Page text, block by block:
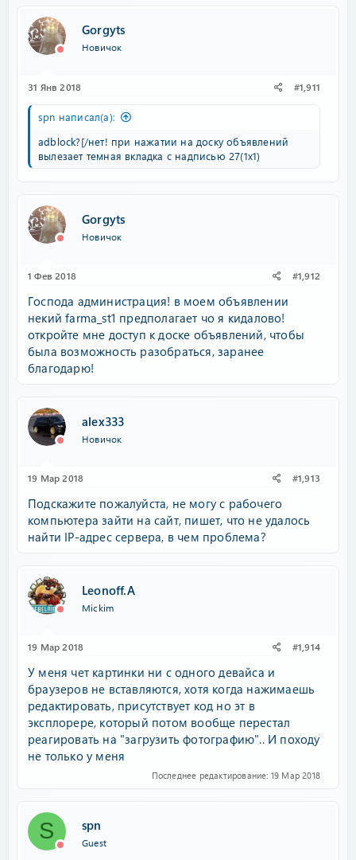
Gorgyts
Новичок
31 Янв 2018 #1,911
spn написал(а):
adblock?[/нет! при нажатии на доску объявлений
вылезает темная вкладка с надписью 27(1х1)
Gorgyts
Новичок
1 Фев 2018 #1,912
Господа администрация! в моем объявлении
некий farma_st1 предполагает чо я кидалово!
откройте мне доступ к доске объявлений, чтобы
была возможность разобраться, заранее
благодарю!
alex333
Новичок
19 Мар 2018 #1,913
Подскажите пожалуйста, не могу с рабочего
компьютера зайти на сайт, пишет, что не удалось
найти IP-адрес сервера, в чем проблема?
Leonoff.A
Mickim
19 Мар 2018 #1,914
У меня чет картинки ни с одного девайса и
браузеров не вставляются, хотя когда нажимаешь
редактировать, присутствует код но эт в
эксплорере, который потом вообще перестал
реагировать на "загрузить фотографию".. И походу
не только у меня
Последнее редактирование: 19 Мар 2018
S spn
Guest